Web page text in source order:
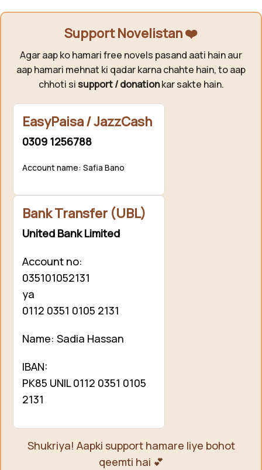
Support Novelistan ❤️
Agar aap ko hamari free novels pasand aati hain aur
aap hamari mehnat ki qadar karna chahte hain, to aap
chhoti si support / donationkar sakte hain.
EasyPaisa / JazzCash
0309 1256788
Account name: Safia Bano
Bank Transfer (UBL)
United Bank Limited
Account no:
035101052131
ya
0112 0351 0105 2131
Name: Sadia Hassan
IBAN:
PK85 UNIL 0112 0351 0105
2131
Shukriya! Aapki support hamare liye bohot
qeemti hai 💕